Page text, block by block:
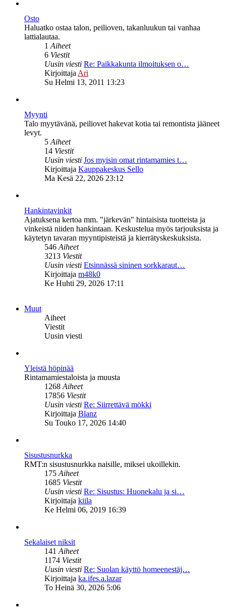
Osto
Haluatko ostaa talon, peilioven, takanluukun tai vanhaa
lattialautaa.
1Aiheet
6 Viestit
Uusin viesti Re: Paikkakunta ilmoituksen o…
KirjoittajaAri
uusin
Su Helmi 13, 2011 13:23
Myynti
Talo myytävänä, peiliovet hakevat kotia tai remontista jääneet
levyt.
5Aiheet
14 Viestit
Uusin viesti Jos myisin omat rintamamies t…
Kirjoittaja Kauppakeskus SelloNäytä
Ma Kesä 22, 2026 23:12
Hankintavinkit
Ajatuksena kertoa mm. "järkevän" hintaisista tuotteista ja
vinkeistä niiden hankintaan. Keskustelua myös tarjouksista ja
käytetyn tavaran myyntipisteistä ja kierrätyskeskuksista.
546Aiheet
3213 Viestit
Uusin viesti Etsinnässä sininen sorkkaraut…
Kirjoittaja m48k0Näytä
uusin
Ke Huhti 29, 2026 17:11
Muut
Aiheet
Viestit
Uusin viesti
Yleistä höpinää
Rintamamiestaloista ja muusta
1268Aiheet
17856 Viestit
Uusin viesti Re: Siirrettävä mökki
Kirjoittaja BlanzNäytä
uusin
Su Touko 17, 2026 14:40
Sisustusnurkka
RMT:n sisustusnurkka naisille, miksei ukoillekin.
175Aiheet
1685 Viestit
Uusin viesti Re: Sisustus: Huonekalu ja si…
Kirjoittaja kiila
uusin
Ke Helmi 06, 2019 16:39
Sekalaiset niksit
141Aiheet
1174 Viestit
Uusin viesti Re: Suolan käyttö homeenestäj…
Kirjoittaja ka.ifes.a.lazarNäytä
To Heinä 30, 2026 5:06